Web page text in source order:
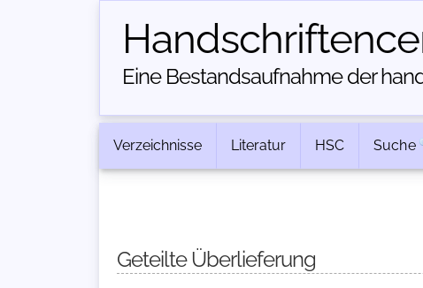
Eine Bestandsaufnahme der
Verzeichnisse Literatur HSC Suche
Geteilte Überlieferung